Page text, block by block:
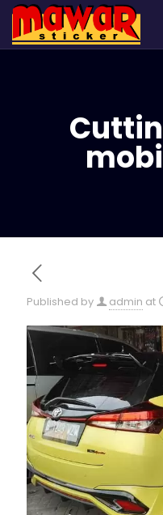
Published by admin at